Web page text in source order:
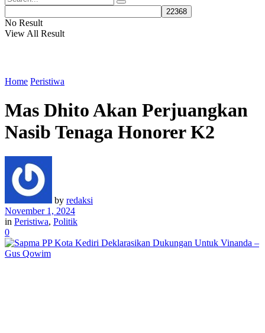
No Result
View All Result
Home Peristiwa
Mas Dhito Akan Perjuangkan
Nasib Tenaga Honorer K2
by redaksi
November 1, 2024
in Peristiwa, Politik
0